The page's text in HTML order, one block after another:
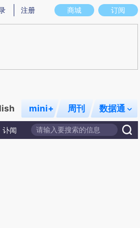
意图存在偏差。不代表财新观点和立场。推荐
商城 订阅
注册
mini+ 周刊 数据通
讣闻